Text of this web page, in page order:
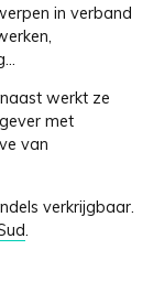
in verband
werkt ze
met
van
verkrijgbaar.